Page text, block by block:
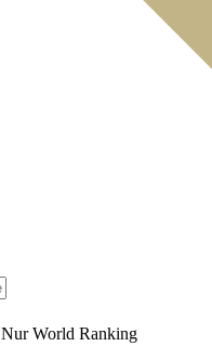
Nur World Ranking